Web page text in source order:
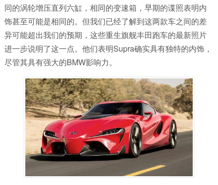
同的涡轮增压直列六缸，相同的变速箱，早期的谍照表明内
饰甚至可能是相同的。但我们已经了解到这两款车之间的差
异可能超出我们的预期，这些重生旗舰丰田跑车的最新照片
进一步说明了这一点。他们表明Supra确实具有独特的内饰，
尽管其具有强大的BMW影响力。